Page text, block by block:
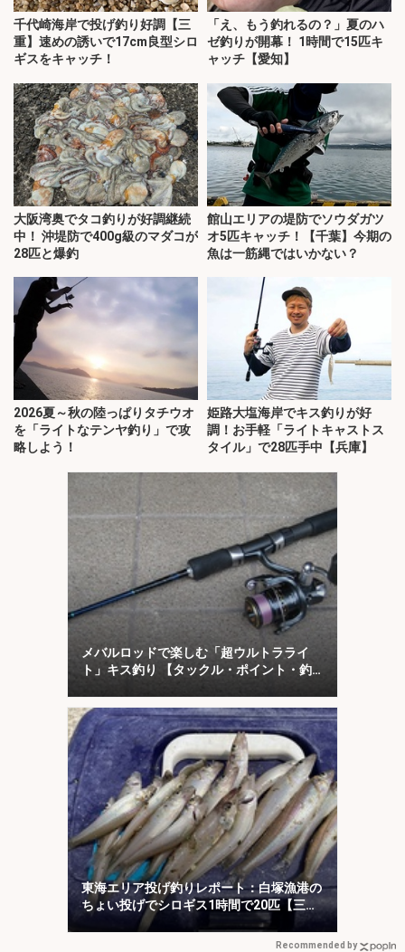
千代崎海岸で投げ釣り好調【三
重】速めの誘いで17cm良型シロ
ギスをキャッチ！
「え、もう釣れるの？」夏のハ
ゼ釣りが開幕！ 1時間で15匹キ
ャッチ【愛知】
大阪湾奥でタコ釣りが好調継続
中！ 沖堤防で400g級のマダコが
28匹と爆釣
館山エリアの堤防でソウダガツ
オ5匹キャッチ！【千葉】今期の
魚は一筋縄ではいかない？
2026夏～秋の陸っぱりタチウオ
を「ライトなテンヤ釣り」で攻
略しよう！
姫路大塩海岸でキス釣りが好
調！お手軽「ライトキャストス
タイル」で28匹手中【兵庫】
メバルロッドで楽しむ「超ウルトラライ
ト」キス釣り 【タックル・ポイント・釣
東海エリア投げ釣りレポート：白塚漁港の
ちょい投げでシロギス1時間で20匹【三
Recommended by